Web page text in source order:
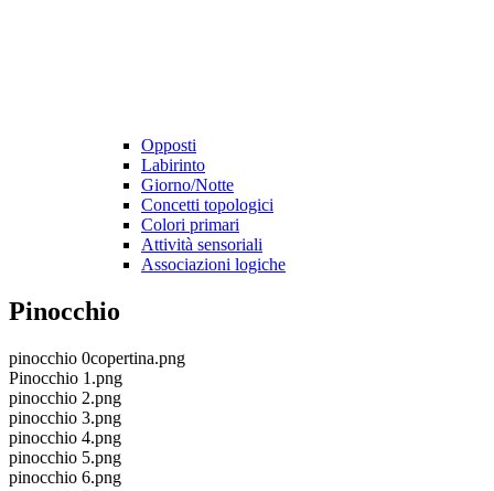
Opposti
Labirinto
Giorno/Notte
Concetti topologici
Colori primari
Attività sensoriali
Associazioni logiche
Pinocchio
pinocchio 0copertina.png
Pinocchio 1.png
pinocchio 2.png
pinocchio 3.png
pinocchio 4.png
pinocchio 5.png
pinocchio 6.png